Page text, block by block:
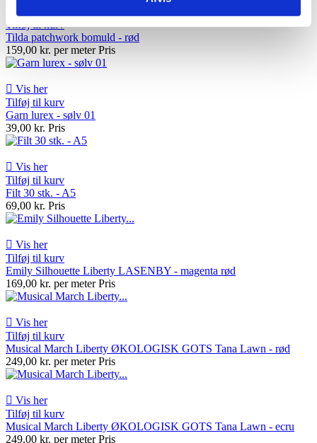
Tilføj til kurv
Tilda patchwork bomuld - rød
159,00 kr. per meter Pris
 Vis her
Tilføj til kurv
Garn lurex - sølv 01
39,00 kr. Pris
 Vis her
Tilføj til kurv
Filt 30 stk. - A5
69,00 kr. Pris
 Vis her
Tilføj til kurv
Emily Silhouette Liberty LASENBY - magenta rød
169,00 kr. per meter Pris
 Vis her
Tilføj til kurv
Musical March Liberty ØKOLOGISK GOTS Tana Lawn - rød
249,00 kr. per meter Pris
 Vis her
Tilføj til kurv
Musical March Liberty ØKOLOGISK GOTS Tana Lawn - ecru
249,00 kr. per meter Pris